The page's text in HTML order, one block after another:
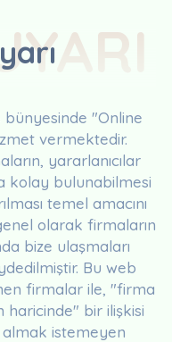
bünyesinde "Online
vermektedir.
yararlanıcılar
kolay bulunabilmesi
temel amacını
olarak firmaların
bize ulaşmaları
Bu web
firmalar ile, "firma
haricinde" bir ilişkisi
istemeyen